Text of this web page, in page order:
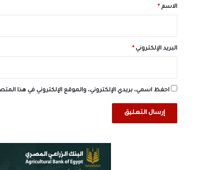
*الاسم*
البريد الإلكتروني*
احفظ اسمي، بريدي الإلكتروني، والموقع الإلكتروني في هذا